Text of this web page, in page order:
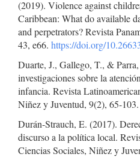
(2019). Violence against
Caribbean: What do available
and perpetrators? Revista
43, e66. https://doi.org/
Duarte, J., Gallego, T., &
investigaciones sobre la
infancia. Revista
Niñez y Juventud, 9(2), 65-103.
Durán-Strauch, E. (2017).
discurso a la política local.
Ciencias Sociales, Niñez y